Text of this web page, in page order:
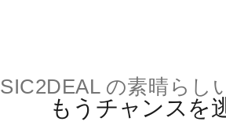
の素晴らし
もうチャンスを